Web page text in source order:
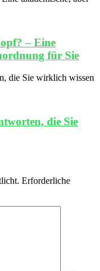
– Eine
für Sie
die Sie
Erforderliche